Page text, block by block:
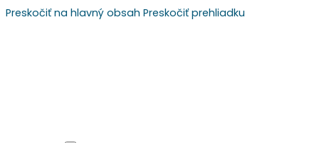
Preskočiť na hlavný obsah Preskočiť prehliadku